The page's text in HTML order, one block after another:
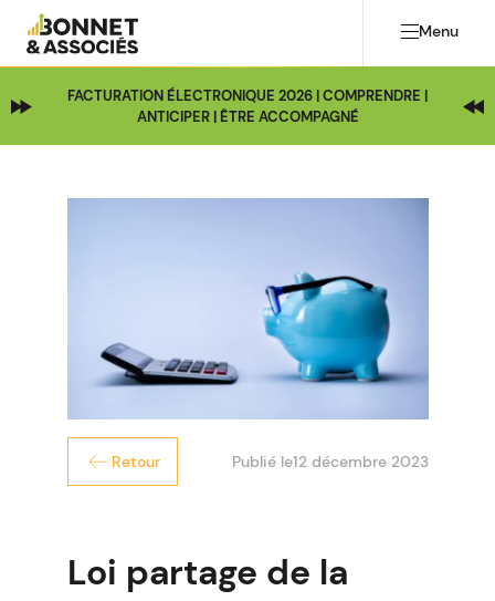
Menu
FACTURATION ÉLECTRONIQUE 2026 | COMPRENDRE |
ANTICIPER | ÊTRE ACCOMPAGNÉ
Retour Publié le12 décembre 2023
Loi partage de la